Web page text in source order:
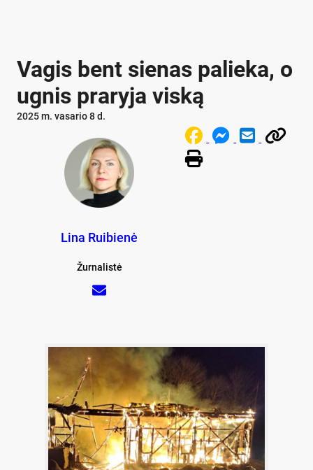
Vagis bent sienas palieka, o
ugnis praryja viską
2025 m. vasario 8 d.
Lina Ruibienė
Žurnalistė